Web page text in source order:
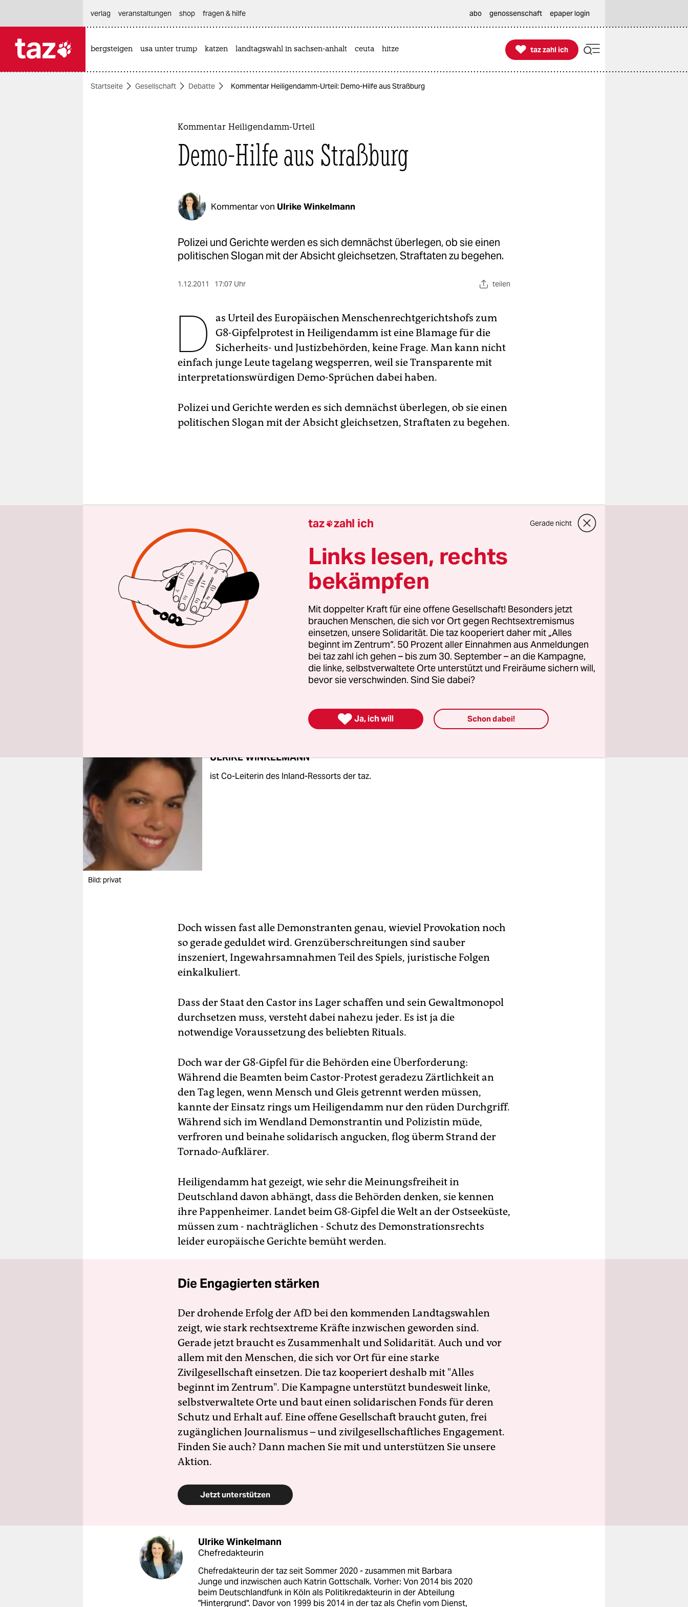
themen
verlag
veranstaltungen shop fragen & hilfe abo genossenschaft epaper login
bergsteigen usa unter trump katzen landtagswahl in sachsen-anhalt ceuta hitze 
taz zahl ich
taz zahl ich
Startseite Gesellschaft Debatte Kommentar Heiligendamm-Urteil: Demo-Hilfe aus Straßburg
Kommentar Heiligendamm-Urteil
Demo-Hilfe aus Straßburg
Kommentar von Ulrike Winkelmann
Polizei und Gerichte werden es sich demnächst überlegen, ob sie einen
politischen Slogan mit der Absicht gleichsetzen, Straftaten zu begehen.
1.12.2011 17:07 Uhr teilen
D
as Urteil des Europäischen Menschenrechtgerichtshofs zum
G8-Gipfelprotest in Heiligendamm ist eine Blamage für die
Sicherheits- und Justizbehörden, keine Frage. Man kann nicht
einfach junge Leute tagelang wegsperren, weil sie Transparente mit
interpretationswürdigen Demo-Sprüchen dabei haben.
Polizei und Gerichte werden es sich demnächst überlegen, ob sie einen
politischen Slogan mit der Absicht gleichsetzen, Straftaten zu begehen.
Doch wirft das Urteil aus Straßburg auch ein neues Licht auf deutsche
Protest-Gewohnheiten. Die Castor-Festspiele haben jüngst gezeigt, dass
eingeübte Demonstrationsformen selbst dann noch unter Kontrolle
sind, wenn sie angeblich eskalieren. Zwar kommt es im Wendland
Bild: privat
ULRIKE WINKELMANN
ist Co-Leiterin des Inland-Ressorts der taz.
Doch wissen fast alle Demonstranten genau, wieviel Provokation noch
so gerade geduldet wird. Grenzüberschreitungen sind sauber
inszeniert, Ingewahrsamnahmen Teil des Spiels, juristische Folgen
einkalkuliert.
Dass der Staat den Castor ins Lager schaffen und sein Gewaltmonopol
durchsetzen muss, versteht dabei nahezu jeder. Es ist ja die
notwendige Voraussetzung des beliebten Rituals.
Doch war der G8-Gipfel für die Behörden eine Überforderung:
Während die Beamten beim Castor-Protest geradezu Zärtlichkeit an
den Tag legen, wenn Mensch und Gleis getrennt werden müssen,
kannte der Einsatz rings um Heiligendamm nur den rüden Durchgriff.
Während sich im Wendland Demonstrantin und Polizistin müde,
verfroren und beinahe solidarisch angucken, flog überm Strand der
Tornado-Aufklärer.
Heiligendamm hat gezeigt, wie sehr die Meinungsfreiheit in
Deutschland davon abhängt, dass die Behörden denken, sie kennen
ihre Pappenheimer. Landet beim G8-Gipfel die Welt an der Ostseeküste,
müssen zum - nachträglichen - Schutz des Demonstrationsrechts
leider europäische Gerichte bemüht werden.
Die Engagierten stärken
Der drohende Erfolg der AfD bei den kommenden Landtagswahlen
zeigt, wie stark rechtsextreme Kräfte inzwischen geworden sind.
Gerade jetzt braucht es Zusammenhalt und Solidarität. Auch und vor
allem mit den Menschen, die sich vor Ort für eine starke
Zivilgesellschaft einsetzen. Die taz kooperiert deshalb mit "Alles
beginnt im Zentrum". Die Kampagne unterstützt bundesweit linke,
selbstverwaltete Orte und baut einen solidarischen Fonds für deren
Schutz und Erhalt auf. Eine offene Gesellschaft braucht guten, frei
zugänglichen Journalismus – und zivilgesellschaftliches Engagement.
Finden Sie auch? Dann machen Sie mit und unterstützen Sie unsere
Aktion.
Jetzt unterstützen
Ulrike Winkelmann
Chefredakteurin
Chefredakteurin der taz seit Sommer 2020 - zusammen mit Barbara
Junge und inzwischen auch Katrin Gottschalk. Vorher: Von 2014 bis 2020
beim Deutschlandfunk in Köln als Politikredakteurin in der Abteilung
"Hintergrund". Davor von 1999 bis 2014 in der taz als Chefin vom Dienst,
taz zahl ich Gerade nicht
Links lesen, rechts
bekämpfen
Mit doppelter Kraft für eine offene Gesellschaft! Besonders jetzt
brauchen Menschen, die sich vor Ort gegen Rechtsextremismus
einsetzen, unsere Solidarität. Die taz kooperiert daher mit „Alles
beginnt im Zentrum“. 50 Prozent aller Einnahmen aus Anmeldungen
bei taz zahl ich gehen – bis zum 30. September – an die Kampagne,
die linke, selbstverwaltete Orte unterstützt und Freiräume sichern will,
bevor sie verschwinden. Sind Sie dabei?
 Ja, ich will Schon dabei!